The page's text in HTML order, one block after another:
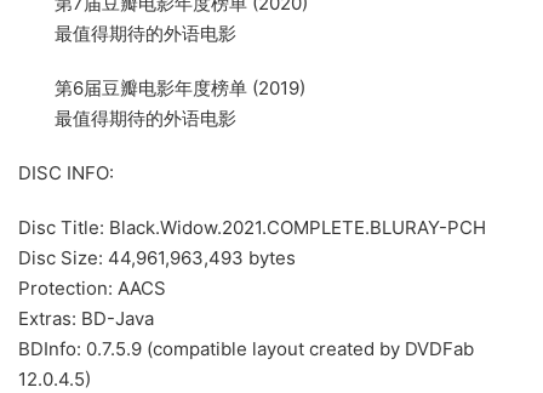
最值得期待的外语电影
第6届豆瓣电影年度榜单 (2019)
最值得期待的外语电影
DISC INFO:
Disc Title: Black.Widow.2021.COMPLETE.BLURAY-PCH
Disc Size: 44,961,963,493 bytes
Protection: AACS
Extras: BD-Java
BDInfo: 0.7.5.9 (compatible layout created by DVDFab
12.0.4.5)